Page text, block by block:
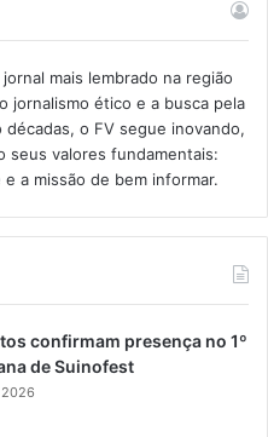
mais lembrado na região
jornalismo ético e a busca pela
o FV segue inovando,
seus valores fundamentais:
a missão de bem informar.​
confirmam presença no 1º
de Suinofest